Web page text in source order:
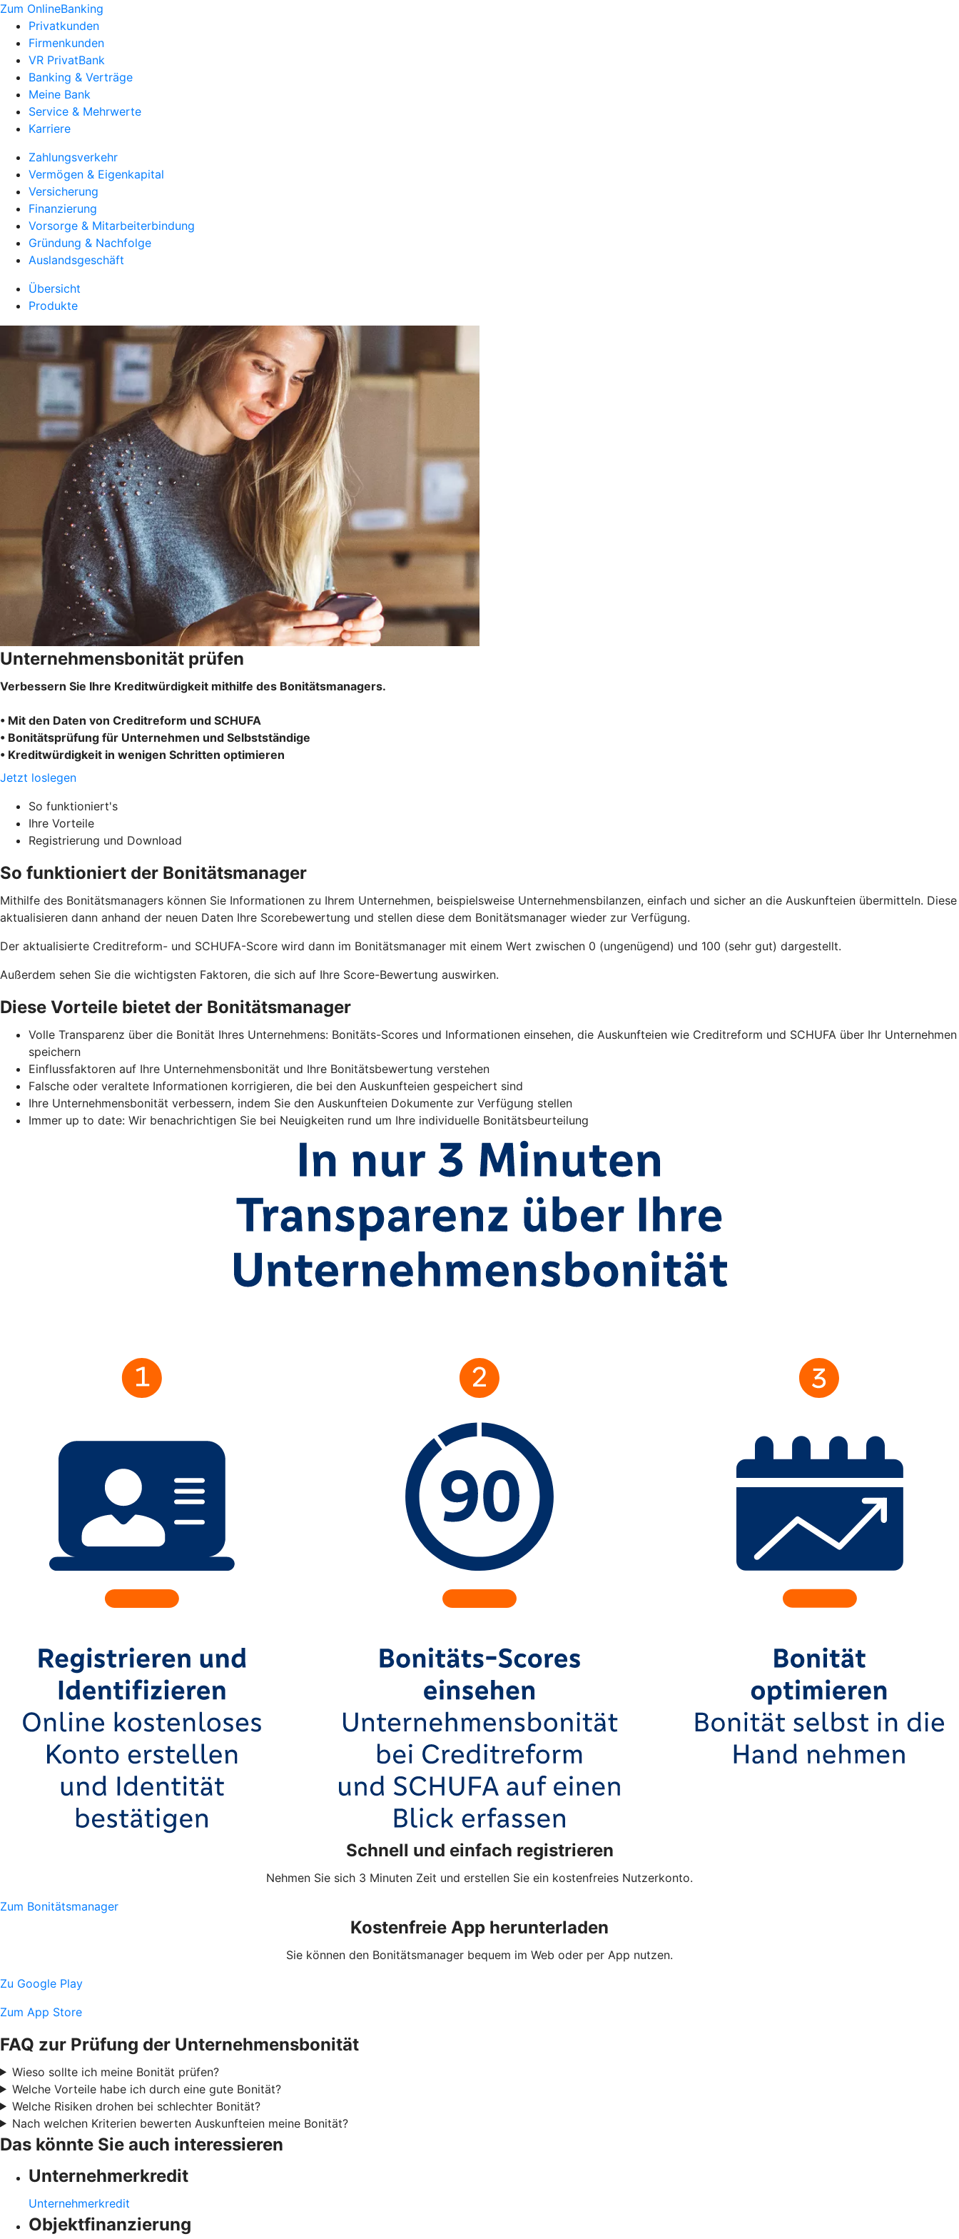
Zum OnlineBanking
Privatkunden
Firmenkunden
VR PrivatBank
Banking & Verträge
Meine Bank
Service & Mehrwerte
Karriere
Zahlungsverkehr
Vermögen & Eigenkapital
Versicherung
Finanzierung
Vorsorge & Mitarbeiterbindung
Gründung & Nachfolge
Auslandsgeschäft
Übersicht
Produkte
Unternehmensbonität prüfen
Verbessern Sie Ihre Kreditwürdigkeit mithilfe des Bonitätsmanagers.
• Mit den Daten von Creditreform und SCHUFA
• Bonitätsprüfung für Unternehmen und Selbstständige
• Kreditwürdigkeit in wenigen Schritten optimieren
Jetzt loslegen
So funktioniert's
Ihre Vorteile
Registrierung und Download
So funktioniert der Bonitätsmanager
Mithilfe des Bonitätsmanagers können Sie Informationen zu Ihrem Unternehmen, beispielsweise Unternehmensbilanzen, einfach und sicher an die Auskunfteien übermitteln. Diese
aktualisieren dann anhand der neuen Daten Ihre Scorebewertung und stellen diese dem Bonitätsmanager wieder zur Verfügung.
Der aktualisierte Creditreform- und SCHUFA-Score wird dann im Bonitätsmanager mit einem Wert zwischen 0 (ungenügend) und 100 (sehr gut) dargestellt.
Außerdem sehen Sie die wichtigsten Faktoren, die sich auf Ihre Score-Bewertung auswirken.
Diese Vorteile bietet der Bonitätsmanager
Volle Transparenz über die Bonität Ihres Unternehmens: Bonitäts-Scores und Informationen einsehen, die Auskunfteien wie Creditreform und SCHUFA über Ihr Unternehmen
speichern
Einflussfaktoren auf Ihre Unternehmensbonität und Ihre Bonitätsbewertung verstehen
Falsche oder veraltete Informationen korrigieren, die bei den Auskunfteien gespeichert sind
Ihre Unternehmensbonität verbessern, indem Sie den Auskunfteien Dokumente zur Verfügung stellen
Immer up to date: Wir benachrichtigen Sie bei Neuigkeiten rund um Ihre individuelle Bonitätsbeurteilung
Schnell und einfach registrieren
Nehmen Sie sich 3 Minuten Zeit und erstellen Sie ein kostenfreies Nutzerkonto.
Zum Bonitätsmanager
Kostenfreie App herunterladen
Sie können den Bonitätsmanager bequem im Web oder per App nutzen.
Zu Google Play
Zum App Store
FAQ zur Prüfung der Unternehmensbonität
Wieso sollte ich meine Bonität prüfen?
Welche Vorteile habe ich durch eine gute Bonität?
Welche Risiken drohen bei schlechter Bonität?
Nach welchen Kriterien bewerten Auskunfteien meine Bonität?
Das könnte Sie auch interessieren
Unternehmerkredit
Unternehmerkredit
Objektfinanzierung